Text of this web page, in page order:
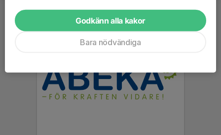
Godkänn alla kakor
Bara nödvändiga